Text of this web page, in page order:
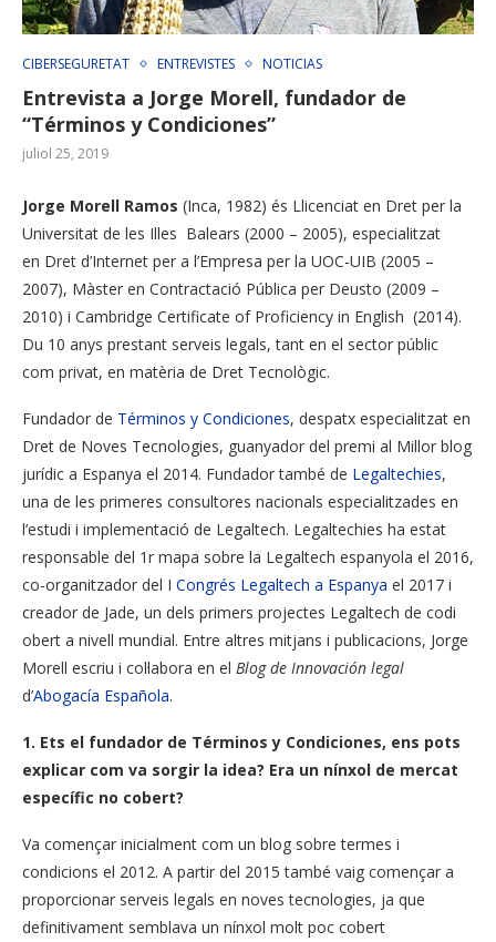
CIBERSEGURETAT ENTREVISTES NOTICIAS
Entrevista a Jorge Morell, fundador de
“Términos y Condiciones”
juliol 25, 2019
Jorge Morell Ramos (Inca, 1982) és Llicenciat en Dret per la
Universitat de les Illes Balears (2000 – 2005), especialitzat
en Dret d’Internet per a l’Empresa per la UOC-UIB (2005 –
2007), Màster en Contractació Pública per Deusto (2009 –
2010) i Cambridge Certificate of Proficiency in English (2014).
Du 10 anys prestant serveis legals, tant en el sector públic
com privat, en matèria de Dret Tecnològic.
Fundador de Términos y Condiciones, despatx especialitzat en
Dret de Noves Tecnologies, guanyador del premi al Millor blog
jurídic a Espanya el 2014. Fundador també de Legaltechies,
una de les primeres consultores nacionals especialitzades en
l’estudi i implementació de Legaltech. Legaltechies ha estat
responsable del 1r mapa sobre la Legaltech espanyola el 2016,
co-organitzador del I Congrés Legaltech a Espanya el 2017 i
creador de Jade, un dels primers projectes Legaltech de codi
obert a nivell mundial. Entre altres mitjans i publicacions, Jorge
Morell escriu i col·labora en el Blog de Innovación legal
d’Abogacía Española.
1. Ets el fundador de Términos y Condiciones, ens pots
explicar com va sorgir la idea? Era un nínxol de mercat
específic no cobert?
Va començar inicialment com un blog sobre termes i
condicions el 2012. A partir del 2015 també vaig començar a
proporcionar serveis legals en noves tecnologies, ja que
definitivament semblava un nínxol molt poc cobert